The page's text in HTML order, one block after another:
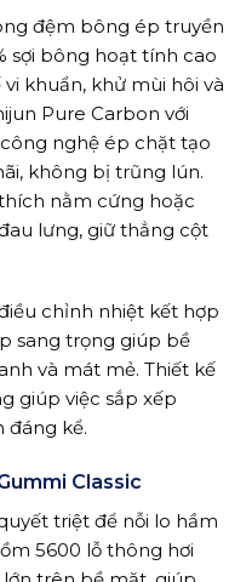
đệm bông ép truyền
sợi bông hoạt tính cao
khuẩn, khử mùi hôi và
Pure Carbon với
nghệ ép chặt tạo
không bị trũng lún.
nằm cứng hoặc
lưng, giữ thẳng cột
chỉnh nhiệt kết hợp
sang trọng giúp bề
và mát mẻ. Thiết kế
giúp việc sắp xếp
đáng kể.
Classic
triệt để nỗi lo hầm
5600 lỗ thông hơi